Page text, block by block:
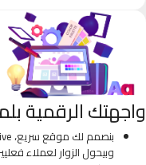
واجهتك الرقمية
وبيحول الزوار لعملاء